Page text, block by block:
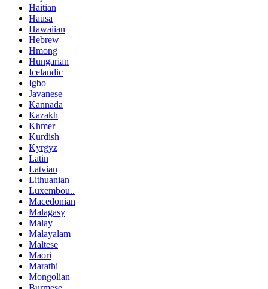
Haitian
Hausa
Hawaiian
Hebrew
Hmong
Hungarian
Icelandic
Igbo
Javanese
Kannada
Kazakh
Khmer
Kurdish
Kyrgyz
Latin
Latvian
Lithuanian
Luxembou..
Macedonian
Malagasy
Malay
Malayalam
Maltese
Maori
Marathi
Mongolian